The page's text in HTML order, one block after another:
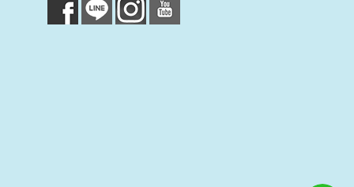
用的瀏覽器、瀏覽及點選資料紀錄等。本網站會對個別連線者
的瀏覽器予以標示，歸納使用者瀏覽器在本網站內部所瀏覽的